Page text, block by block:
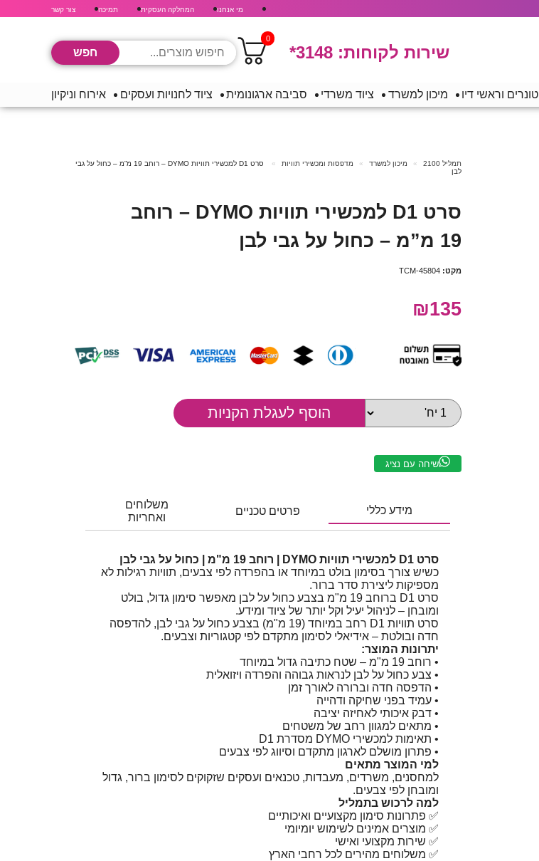
מי אנחנו המחלקה העסקית תמיכה צור קשר
שירות לקוחות: *3148
0
טונרים וראשי דיו מיכון למשרד ציוד משרדי סביבה ארגונומית ציוד לחנויות ועסקים אירוח וניקיון
תמליל 2100 מיכון למשרד מדפסות ומכשירי תוויות
סרט D1 למכשירי תוויות DYMO – רוחב 19 מ”מ – כחול על גבי
לבן
סרט D1 למכשירי תוויות DYMO – רוחב
19 מ”מ – כחול על גבי לבן
מקט: TCM-45804
₪135
שיחה עם נציג
מידע כללי פרטים טכניים
משלוחים
ואחריות
סרט D1 למכשירי תוויות DYMO | רוחב 19 מ"מ | כחול על גבי לבן
כשיש צורך בסימון בולט במיוחד או בהפרדה לפי צבעים, תוויות רגילות לא
מספיקות ליצירת סדר ברור.
סרט D1 ברוחב 19 מ"מ בצבע כחול על לבן מאפשר סימון גדול, בולט
ומובחן – לניהול יעיל וקל יותר של ציוד ומידע.
סרט תוויות D1 רחב במיוחד (19 מ"מ) בצבע כחול על גבי לבן, להדפסה
חדה ובולטת – אידיאלי לסימון מתקדם לפי קטגוריות וצבעים.
יתרונות המוצר:
• רוחב 19 מ"מ – שטח כתיבה גדול במיוחד
• צבע כחול על לבן לנראות גבוהה והפרדה ויזואלית
• הדפסה חדה וברורה לאורך זמן
• עמיד בפני שחיקה ודהייה
• דבק איכותי לאחיזה יציבה
• מתאים למגוון רחב של משטחים
• תאימות למכשירי DYMO מסדרת D1
• פתרון מושלם לארגון מתקדם וסיווג לפי צבעים
למי המוצר מתאים
למחסנים, משרדים, מעבדות, טכנאים ועסקים שזקוקים לסימון ברור, גדול
ומובחן לפי צבעים.
למה לרכוש בתמליל
✅ פתרונות סימון מקצועיים ואיכותיים
✅ מוצרים אמינים לשימוש יומיומי
✅ שירות מקצועי ואישי
✅ משלוחים מהירים לכל רחבי הארץ